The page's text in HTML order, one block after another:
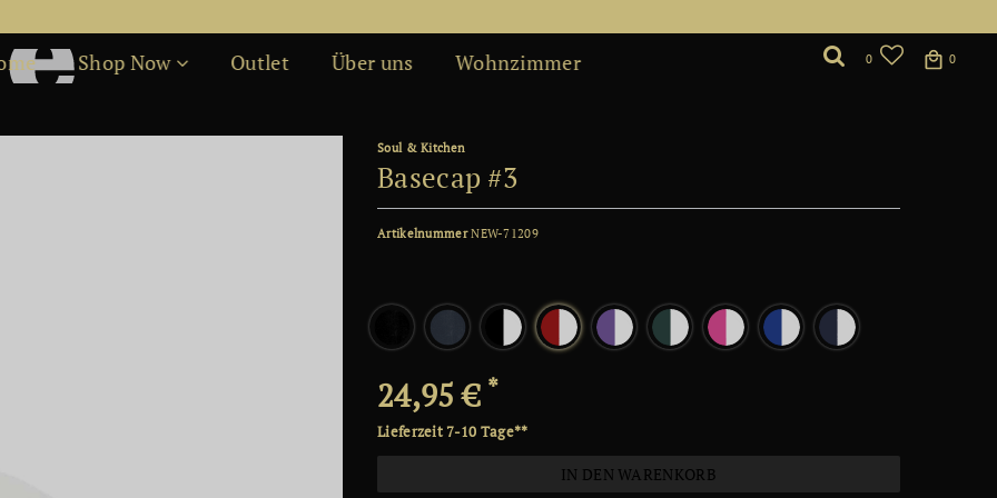
Shop Now Outlet Über uns Wohnzimmer 0 0
Soul & Kitchen
Basecap #3
ArtikelnummerNEW-71209
24,95 € *
Lieferzeit 7-10 Tage**
IN DEN WARENKORB